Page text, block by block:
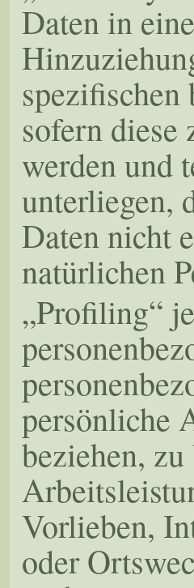
Daten in
spezifischen
sofern diese
werden und
unterliegen,
Daten nicht
natürlichen
„Profiling“
persönliche
beziehen,
Vorlieben,
oder